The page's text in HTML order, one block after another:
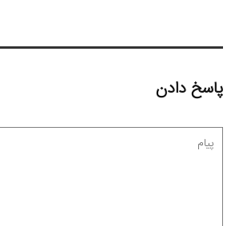
پاسخ دادن